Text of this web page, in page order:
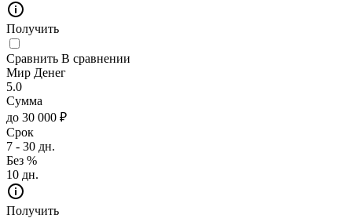
Получить
Сравнить В сравнении
Мир Денег
5.0
Сумма
до 30 000 ₽
Срок
7 - 30 дн.
Без %
10 дн.
Получить